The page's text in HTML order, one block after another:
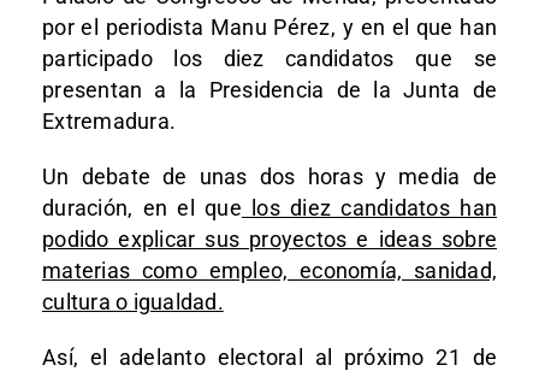
por el periodista Manu Pérez, y en el que han
participado los diez candidatos que se
presentan a la Presidencia de la Junta de
Extremadura.
Un debate de unas dos horas y media de
duración, en el que los diez candidatos han
podido explicar sus proyectos e ideas sobre
materias como empleo, economía, sanidad,
cultura o igualdad.
Así, el adelanto electoral al próximo 21 de